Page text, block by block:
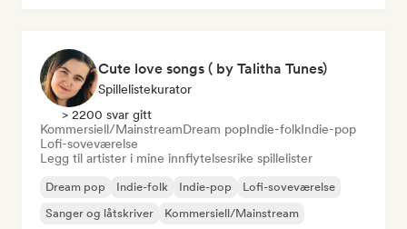
Cute love songs ( by Talitha Tunes)
Spillelistekurator
> 2200 svar gitt
Kommersiell/MainstreamDream popIndie-folkIndie-pop
Lofi-soveværelse
Legg til artister i mine innflytelsesrike spillelister
Dream pop Indie-folk Indie-pop
Lofi-soveværelse
Sanger og låtskriver
Kommersiell/Mainstream